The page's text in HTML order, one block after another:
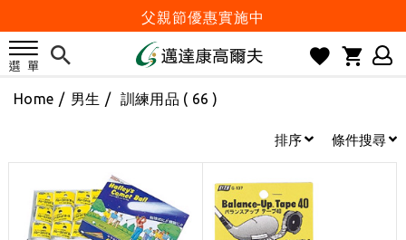
父親節優惠實施中
2026邁達康盃 開始受理報名
防詐騙! 勿信來路不明連結及優惠
歡迎體驗公益店Friends Screen模擬器
刷台新卡滿 $6000 分 3 期 0 利率
Golf Point 會員回饋積點
消費滿 $2000 享免運
Home / 男生 / 訓練用品 ( 66 )
排序 條件搜尋